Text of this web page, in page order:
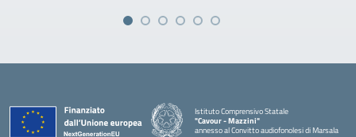
Istituto Comprensivo Statale
"Cavour - Mazzini"
annesso al Convitto audiofonolesi di Marsala